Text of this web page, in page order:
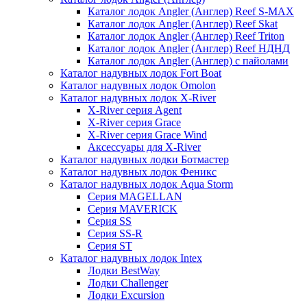
Каталог лодок Angler (Англер) Reef S-MAX
Каталог лодок Angler (Англер) Reef Skat
Каталог лодок Angler (Англер) Reef Triton
Каталог лодок Angler (Англер) Reef НДНД
Каталог лодок Angler (Англер) с пайолами
Каталог надувных лодок Fort Boat
Каталог надувных лодок Omolon
Каталог надувных лодок X-River
X-River серия Agent
X-River серия Grace
X-River серия Grace Wind
Аксессуары для X-River
Каталог надувных лодки Ботмастер
Каталог надувных лодок Феникc
Каталог надувных лодок Aqua Storm
Серия MAGELLAN
Серия MAVERICK
Серия SS
Серия SS-R
Серия ST
Каталог надувных лодок Intex
Лодки BestWay
Лодки Challenger
Лодки Excursion